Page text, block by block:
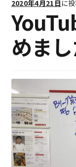
ン
へ
ス
キ
ス
キ
ッ
プ
研修
M9notesのこと
アカウント
ご利用案内
特定商取引法に
2020年4月21日 に
めまし